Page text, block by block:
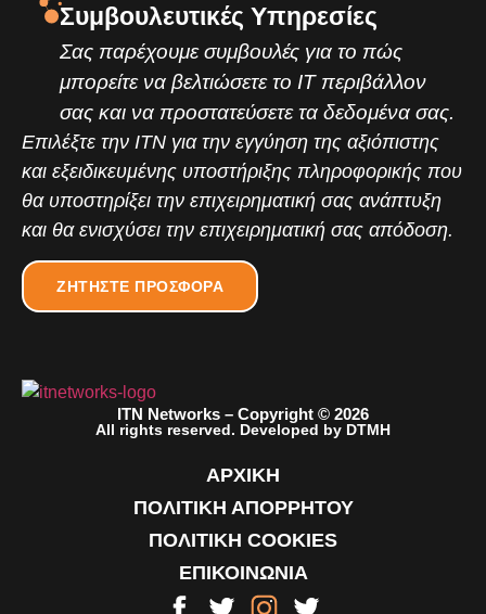
Συμβουλευτικές Υπηρεσίες
Σας παρέχουμε συμβουλές για το πώς
μπορείτε να βελτιώσετε το IT περιβάλλον
σας και να προστατεύσετε τα δεδομένα σας.
Επιλέξτε την ITN για την εγγύηση της αξιόπιστης
και εξειδικευμένης υποστήριξης πληροφορικής που
θα υποστηρίξει την επιχειρηματική σας ανάπτυξη
και θα ενισχύσει την επιχειρηματική σας απόδοση.
ΖΗΤΗΣΤΕ ΠΡΟΣΦΟΡΑ
ITN Networks – Copyright © 2026
All rights reserved. Developed by DTMH
ΑΡΧΙΚΗ
ΠΟΛΙΤΙΚΗ ΑΠΟΡΡΗΤΟΥ
ΠΟΛΙΤΙΚΗ COOKIES
ΕΠΙΚΟΙΝΩΝΙΑ